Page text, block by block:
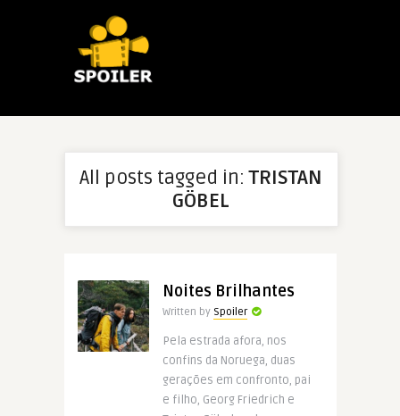
All posts tagged in:TRISTAN
GÖBEL
Noites Brilhantes
Written by Spoiler
Pela estrada afora, nos
confins da Noruega, duas
gerações em confronto, pai
e filho, Georg Friedrich e